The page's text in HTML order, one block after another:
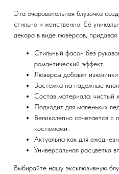
Эта очаровательная блузочка
стильно и женственно. Её
декора в виде люверсов,
Стильный фасон без
романтический эффект.
Люверсы добавят
Застежка на надежные
Состав материала: чистый
Подходит для маленьких
Великолепно сочетается
костюмами.
Актуальна как для
Универсальная расцветка
Выбирайте нашу эксклюзивную